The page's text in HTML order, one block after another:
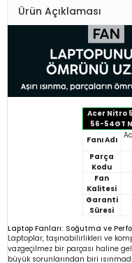
Ürün Açıklaması
Acer Nitro
56-54GT
Fanı Adı
Parça
Kodu
Fan
Kalitesi
Garanti
Süresi
Laptop Fanları: Soğutma ve
Laptoplar, taşınabilirlikleri ve
vazgeçilmez bir parçası haline
büyük sorunlarından biri